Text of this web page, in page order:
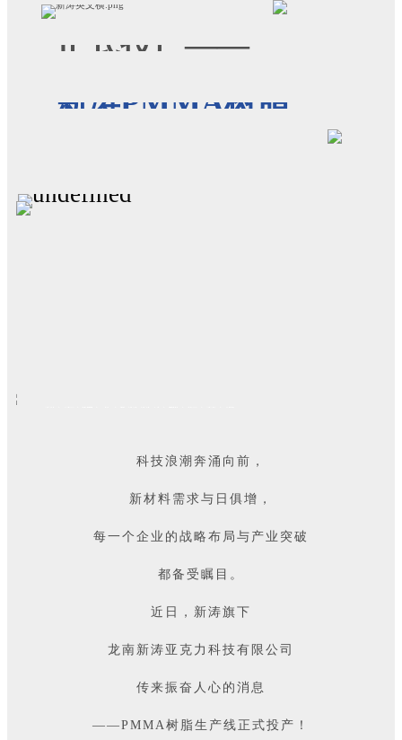
正式投产——
新涛PMMA树脂
科技浪潮奔涌向前，
新材料需求与日俱增，
每一个企业的战略布局与产业突破
都备受瞩目。
近日， 新涛旗下
龙南新涛亚克力科技有限公司
传来振奋人心的消息
——PMMA树脂生产线正式投产！